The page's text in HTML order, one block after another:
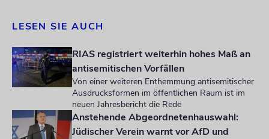
LESEN SIE AUCH
RIAS registriert weiterhin hohes Maß an
antisemitischen Vorfällen
Von einer weiteren Enthemmung antisemitischer
Ausdrucksformen im öffentlichen Raum ist im
neuen Jahresbericht die Rede
Anstehende Abgeordnetenhauswahl:
Jüdischer Verein warnt vor AfD und